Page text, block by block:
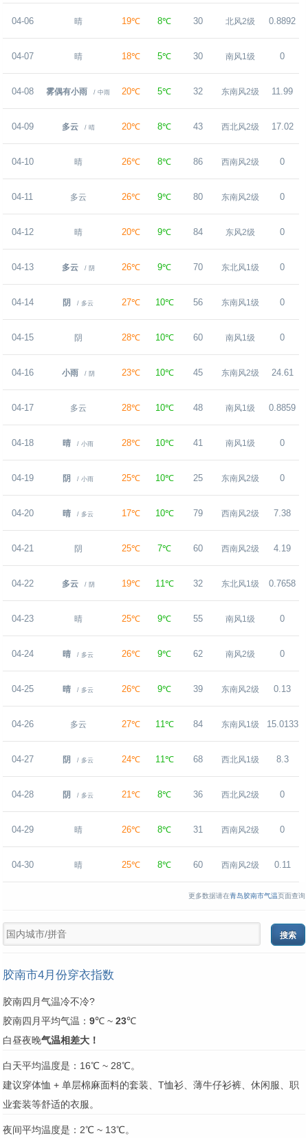
04-06 晴 19℃ 8℃ 30 北风2级 0.8892
04-07 晴 18℃ 5℃ 30 南风1级 0
04-08 雾偶有小雨 / 中雨 20℃ 5℃ 32 东南风2级 11.99
04-09 多云 / 晴 20℃ 8℃ 43 西北风2级 17.02
04-10 晴 26℃ 8℃ 86 西南风2级 0
04-11 多云 26℃ 9℃ 80 东南风2级 0
04-12 晴 20℃ 9℃ 84 东风2级 0
04-13 多云 / 阴 26℃ 9℃ 70 东北风1级 0
04-14 阴 / 多云 27℃ 10℃ 56 东南风1级 0
04-15 阴 28℃ 10℃ 60 南风1级 0
04-16 小雨 / 阴 23℃ 10℃ 45 东南风2级 24.61
04-17 多云 28℃ 10℃ 48 南风1级 0.8859
04-18 晴 / 小雨 28℃ 10℃ 41 南风1级 0
04-19 阴 / 小雨 25℃ 10℃ 25 东南风2级 0
04-20 晴 / 多云 17℃ 10℃ 79 西南风2级 7.38
04-21 阴 25℃ 7℃ 60 西南风2级 4.19
04-22 多云 / 阴 19℃ 11℃ 32 东北风1级 0.7658
04-23 晴 25℃ 9℃ 55 南风1级 0
04-24 晴 / 多云 26℃ 9℃ 62 南风2级 0
04-25 晴 / 多云 26℃ 9℃ 39 东南风2级 0.13
04-26 多云 27℃ 11℃ 84 东南风1级 15.0133
04-27 阴 / 多云 24℃ 11℃ 68 西北风1级 8.3
04-28 阴 / 多云 21℃ 8℃ 36 西北风2级 0
04-29 晴 26℃ 8℃ 31 西南风2级 0
04-30 晴 25℃ 8℃ 60 西南风2级 0.11
更多数据请在青岛胶南市气温页面查询
胶南市4月份穿衣指数
胶南四月气温冷不冷?
胶南四月平均气温： 9℃ ~ 23℃
白昼夜晚气温相差大！
白天平均温度是：16℃ ~ 28℃。
建议穿体恤 + 单层棉麻面料的套装、T恤衫、薄牛仔衫裤、休闲服、职
业套装等舒适的衣服。
夜间平均温度是：2℃ ~ 13℃。